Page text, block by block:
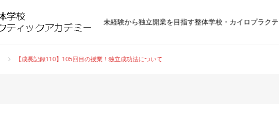
未経験から独立開業を目指す整体学校・カイロプラク
【成長記録110】105回目の授業！独立成功法について